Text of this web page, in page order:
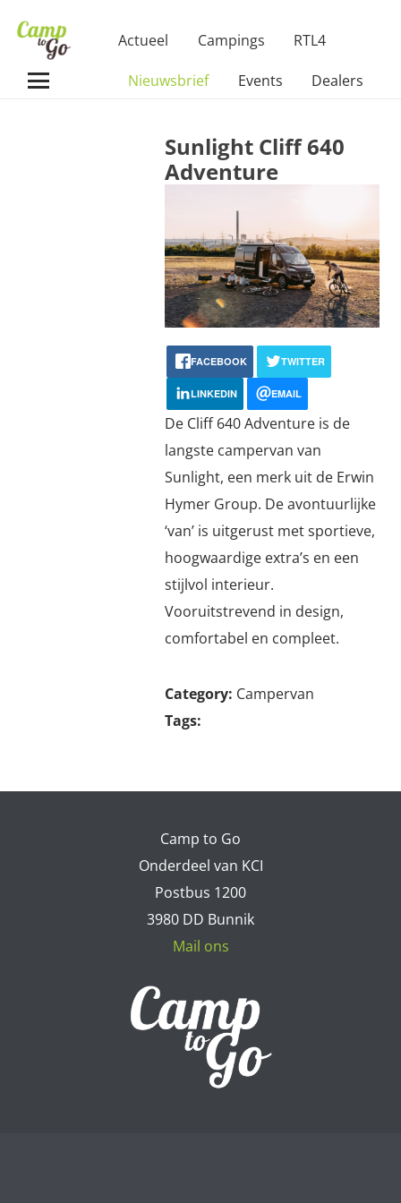
Actueel Campings RTL4
Nieuwsbrief Events Dealers
Sunlight Cliff 640
Adventure
FACEBOOK TWITTER
LINKEDIN EMAIL
De Cliff 640 Adventure is de
langste campervan van
Sunlight, een merk uit de Erwin
Hymer Group. De avontuurlijke
‘van’ is uitgerust met sportieve,
hoogwaardige extra’s en een
stijlvol interieur.
Vooruitstrevend in design,
comfortabel en compleet.
Category: Campervan
Tags:
Camp to Go
Onderdeel van KCI
Postbus 1200
3980 DD Bunnik
Mail ons